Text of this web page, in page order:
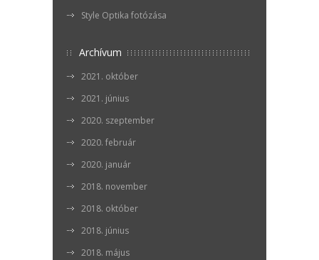
Style Optika fotózása
Archívum
2021. október
2021. június
2020. szeptember
2020. február
2020. január
2018. november
2018. október
2018. június
2018. május